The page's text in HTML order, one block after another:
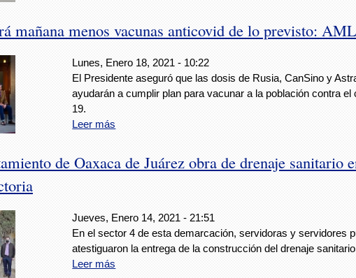
mañana menos vacunas anticovid de lo previsto:
Lunes, Enero 18, 2021 - 10:22
El Presidente aseguró que las dosis de Rusia, CanSino y
ayudarán a cumplir plan para vacunar a la población contra el
19.
Leer más
de Oaxaca de Juárez obra de drenaje sanitario
Jueves, Enero 14, 2021 - 21:51
En el sector 4 de esta demarcación, servidoras y servidores
atestiguaron la entrega de la construcción del drenaje
Leer más